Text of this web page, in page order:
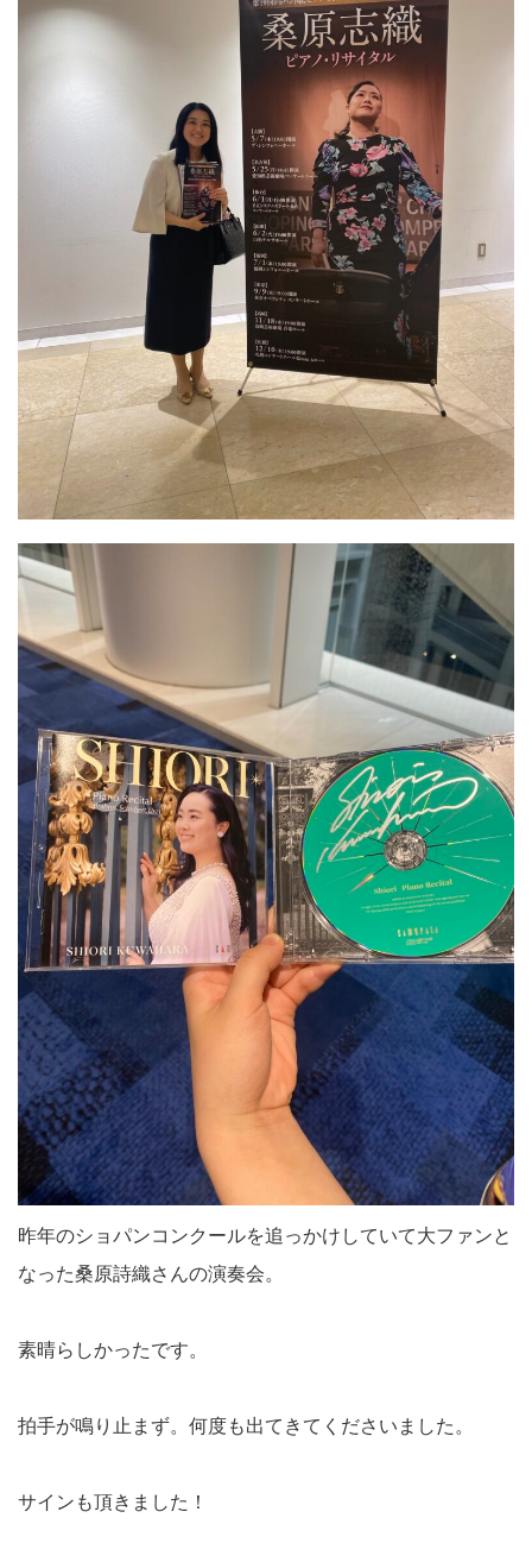
昨年のショパンコンクールを追っかけしていて大ファンと
なった桑原詩織さんの演奏会。
素晴らしかったです。
拍手が鳴り止まず。何度も出てきてくださいました。
サインも頂きました！